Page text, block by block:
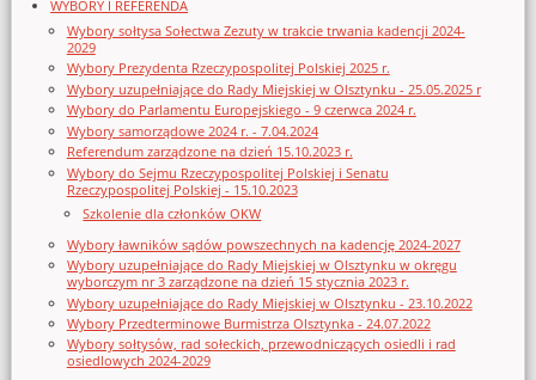
WYBORY I REFERENDA
Wybory sołtysa Sołectwa Zezuty w trakcie trwania kadencji 2024-
2029
Wybory Prezydenta Rzeczypospolitej Polskiej 2025 r.
Wybory uzupełniające do Rady Miejskiej w Olsztynku - 25.05.2025 r
Wybory do Parlamentu Europejskiego - 9 czerwca 2024 r.
Wybory samorządowe 2024 r. - 7.04.2024
Referendum zarządzone na dzień 15.10.2023 r.
Wybory do Sejmu Rzeczypospolitej Polskiej i Senatu
Rzeczypospolitej Polskiej - 15.10.2023
Szkolenie dla członków OKW
Wybory ławników sądów powszechnych na kadencję 2024-2027
Wybory uzupełniające do Rady Miejskiej w Olsztynku w okręgu
wyborczym nr 3 zarządzone na dzień 15 stycznia 2023 r.
Wybory uzupełniające do Rady Miejskiej w Olsztynku - 23.10.2022
Wybory Przedterminowe Burmistrza Olsztynka - 24.07.2022
Wybory sołtysów, rad sołeckich, przewodniczących osiedli i rad
osiedlowych 2024-2029